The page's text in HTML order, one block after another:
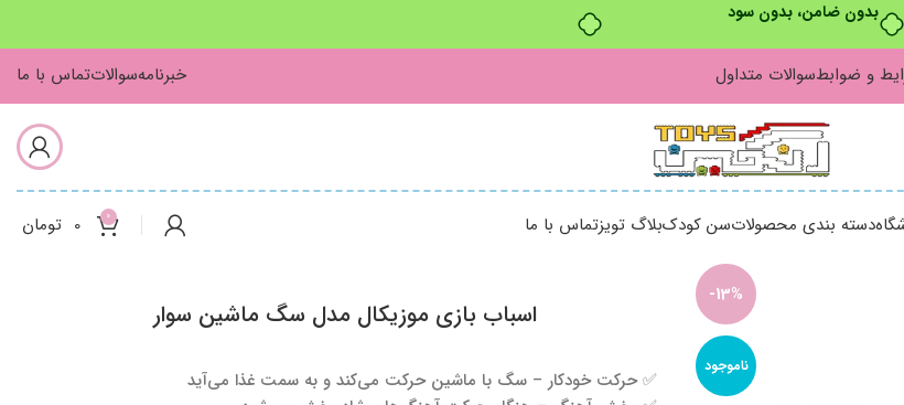
بدون ضامن، بدون سود
و ضوابطسوالات متداول خبرنامهسوالاتتماس با ما
دسته بندی محصولاتسن کودکبلاگ تویزتماس با ما 0
0 تومان
-13%
ناموجود
اسباب بازی موزیکال مدل سگ ماشین سوار
✅ حرکت خودکار – سگ با ماشین حرکت می‌کند و به سمت غذا می‌آید